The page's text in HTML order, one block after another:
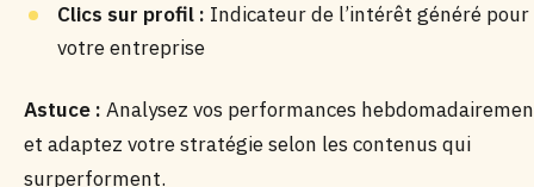
Clics sur profil : Indicateur de l’intérêt généré pour
votre entreprise
Astuce : Analysez vos performances
et adaptez votre stratégie selon les contenus qui
surperforment.